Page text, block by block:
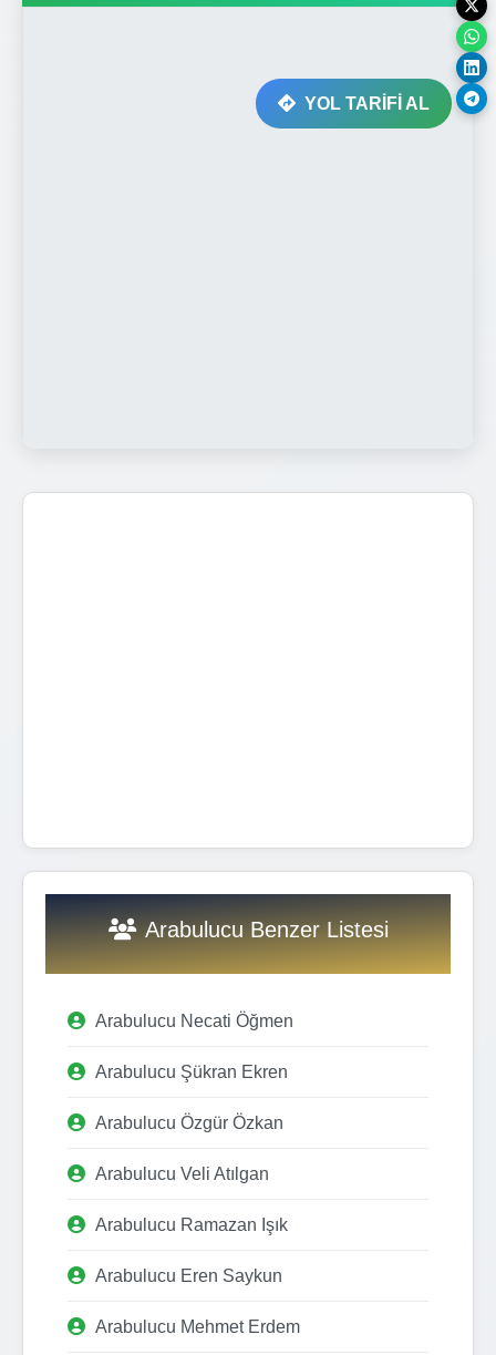
YOL TARİFİ AL
Arabulucu Benzer Listesi
Arabulucu Necati Öğmen
Arabulucu Şükran Ekren
Arabulucu Özgür Özkan
Arabulucu Veli Atılgan
Arabulucu Ramazan Işık
Arabulucu Eren Saykun
Arabulucu Mehmet Erdem